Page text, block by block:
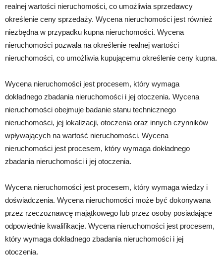
realnej wartości nieruchomości, co umożliwia sprzedawcy
określenie ceny sprzedaży. Wycena nieruchomości jest również
niezbędna w przypadku kupna nieruchomości. Wycena
nieruchomości pozwala na określenie realnej wartości
nieruchomości, co umożliwia kupującemu określenie ceny kupna.
Wycena nieruchomości jest procesem, który wymaga
dokładnego zbadania nieruchomości i jej otoczenia. Wycena
nieruchomości obejmuje badanie stanu technicznego
nieruchomości, jej lokalizacji, otoczenia oraz innych czynników
wpływających na wartość nieruchomości. Wycena
nieruchomości jest procesem, który wymaga dokładnego
zbadania nieruchomości i jej otoczenia.
Wycena nieruchomości jest procesem, który wymaga wiedzy i
doświadczenia. Wycena nieruchomości może być dokonywana
przez rzeczoznawcę majątkowego lub przez osoby posiadające
odpowiednie kwalifikacje. Wycena nieruchomości jest procesem,
który wymaga dokładnego zbadania nieruchomości i jej
otoczenia.